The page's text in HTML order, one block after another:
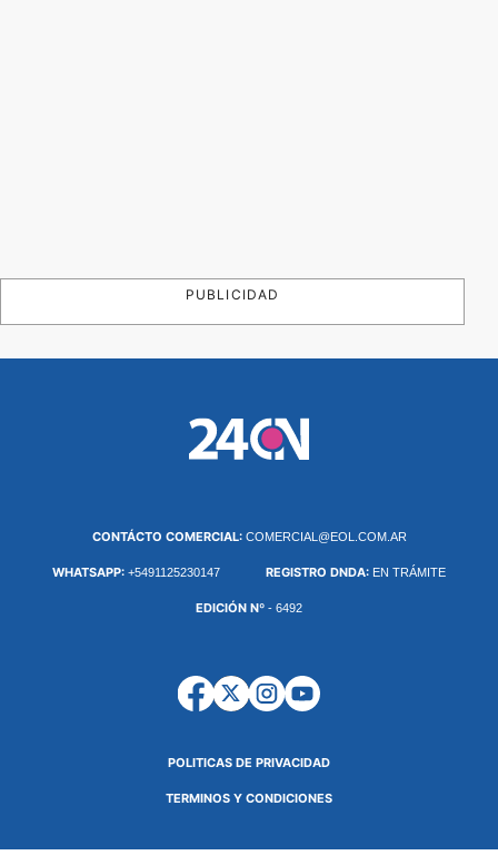
PUBLICIDAD
CONTÁCTO COMERCIAL: COMERCIAL@EOL.COM.AR
WHATSAPP: +5491125230147 REGISTRO DNDA: EN TRÁMITE
EDICIÓN Nº - 6492
POLITICAS DE PRIVACIDAD
TERMINOS Y CONDICIONES